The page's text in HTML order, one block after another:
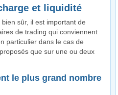
et liquidité
sûr, il est important de
de trading qui conviennent
particulier dans le cas de
que sur une ou deux
le plus grand nombre